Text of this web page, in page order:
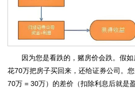
因为您是看跌的，赌房价会跌。假
花70万把房子买回来，还给证券公司。
70万 = 30万）的差价（扣除利息后就是